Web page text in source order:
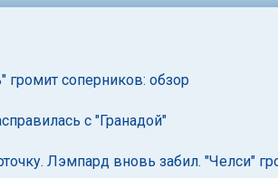
громит соперников: обзор
с "Гранадой"
Лэмпард вновь забил. "Челси"